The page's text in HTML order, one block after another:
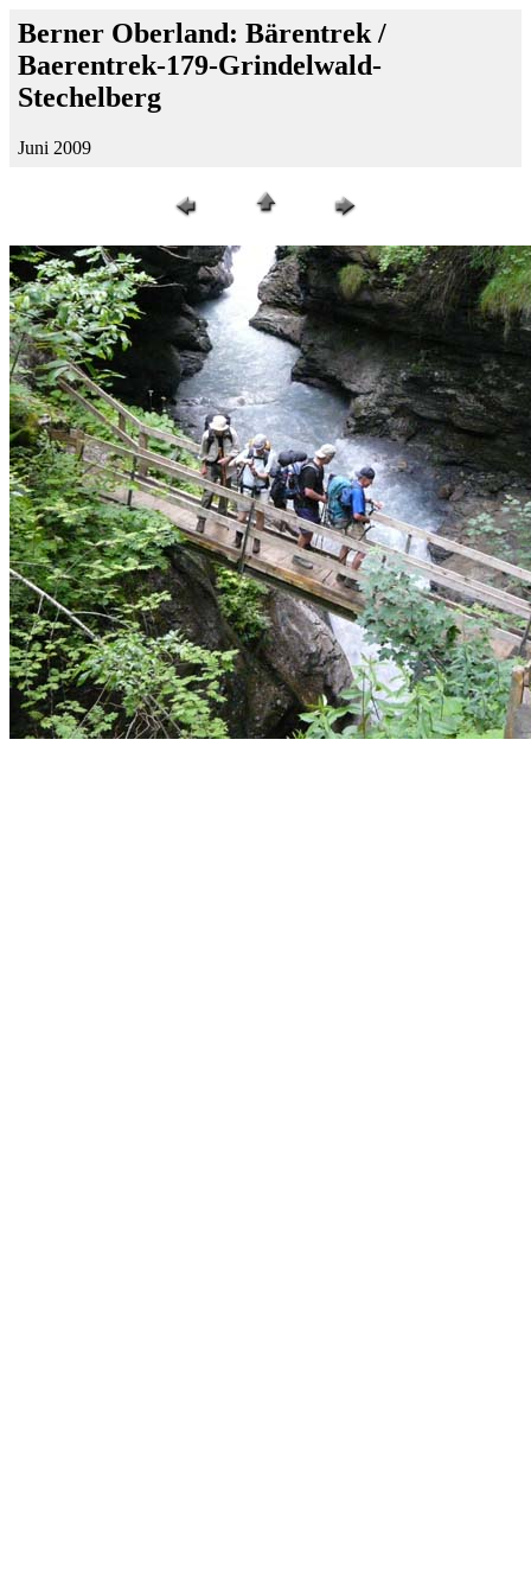
Berner Oberland: Bärentrek /
Baerentrek-179-Grindelwald-
Stechelberg
Juni 2009